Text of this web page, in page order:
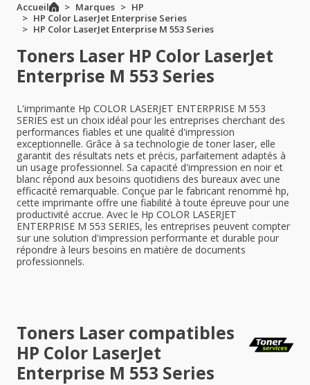
Accueil Marques
HP
HP Color LaserJet Enterprise Series
HP Color LaserJet Enterprise M 553 Series
Toners Laser HP Color LaserJet
Enterprise M 553 Series
L'imprimante Hp COLOR LASERJET ENTERPRISE M 553
SERIES est un choix idéal pour les entreprises cherchant des
performances fiables et une qualité d'impression
exceptionnelle. Grâce à sa technologie de toner laser, elle
garantit des résultats nets et précis, parfaitement adaptés à
un usage professionnel. Sa capacité d'impression en noir et
blanc répond aux besoins quotidiens des bureaux avec une
efficacité remarquable. Conçue par le fabricant renommé hp,
cette imprimante offre une fiabilité à toute épreuve pour une
productivité accrue. Avec le Hp COLOR LASERJET
ENTERPRISE M 553 SERIES, les entreprises peuvent compter
sur une solution d'impression performante et durable pour
répondre à leurs besoins en matière de documents
professionnels.
Toners Laser compatibles
HP Color LaserJet
Enterprise M 553 Series